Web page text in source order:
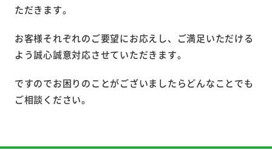
ただきます。
お客様それぞれのご要望にお応えし、ご満足いただける
よう誠心誠意対応させていただきます。
ですのでお困りのことがございましたらどんなことでも
ご相談ください。